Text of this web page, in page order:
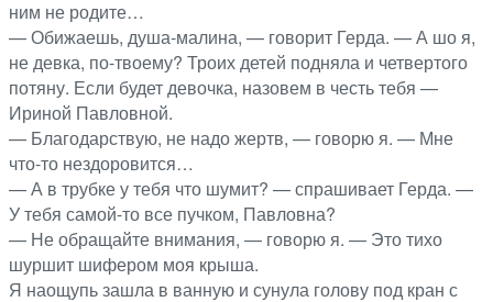
ним не родите…
— Обижаешь, душа-малина, — говорит Герда. — А шо я,
не девка, по-твоему? Троих детей подняла и четвертого
потяну. Если будет девочка, назовем в честь тебя —
Ириной Павловной.
— Благодарствую, не надо жертв, — говорю я. — Мне
что-то нездоровится…
— А в трубке у тебя что шумит? — спрашивает Герда. —
У тебя самой-то все пучком, Павловна?
— Не обращайте внимания, — говорю я. — Это тихо
шуршит шифером моя крыша.
Я наощупь зашла в ванную и сунула голову под кран с